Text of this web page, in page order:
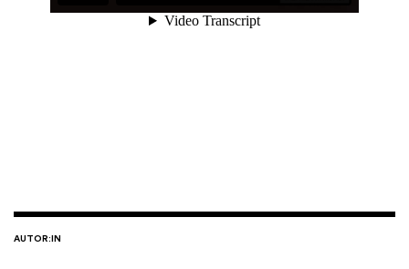
AUTOR:IN